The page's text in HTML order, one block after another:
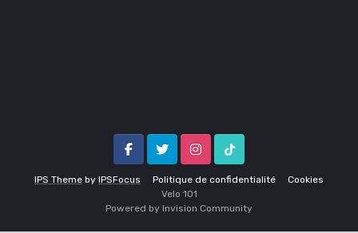
IPS Theme by IPSFocus Politique de confidentialité Cookies
FacebookTwitter InstagramTik Tok
Velo 1O1
Powered by Invision Community